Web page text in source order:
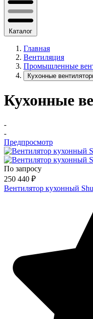
Каталог
Главная
Вентиляция
Промышленные
Кухонные
Кухонные
-
-
Предпросмотр
По запросу
250 440 ₽
Вентилятор кухонный